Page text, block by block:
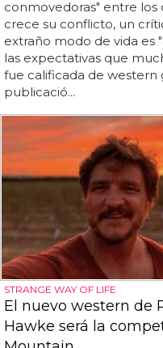
conmovedoras" entre los
crece su conflicto, un
extraño modo de vida es
las expectativas que
fue calificada de western
publicació...
STRANGE WAY OF LIFE
El nuevo western de
Hawke será la